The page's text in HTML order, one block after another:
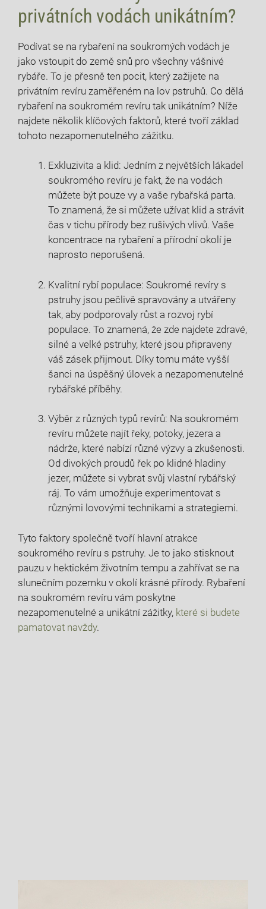
privátních vodách unikátním?
Podívat se na rybaření na soukromých vodách je
jako vstoupit do země snů pro všechny vášnivé
rybáře. To je přesně ten pocit, který zažijete na
privátním revíru zaměřeném na lov pstruhů. Co dělá
rybaření na soukromém revíru tak unikátním? Níže
najdete několik klíčových faktorů, které tvoří základ
tohoto nezapomenutelného zážitku.
Exkluzivita a klid: Jedním z největších lákadel
soukromého revíru je fakt, že na vodách
můžete být pouze vy a vaše rybařská parta.
To znamená, že si můžete užívat klid a strávit
čas v tichu přírody bez rušivých vlivů. Vaše
koncentrace na rybaření a přírodní okolí je
naprosto neporušená.
Kvalitní rybí populace: Soukromé revíry s
pstruhy jsou pečlivě spravovány a utvářeny
tak, aby podporovaly růst a rozvoj rybí
populace. To znamená, že zde najdete zdravé,
silné a velké pstruhy, které jsou připraveny
váš zásek přijmout. Díky tomu máte vyšší
šanci na úspěšný úlovek a nezapomenutelné
rybářské příběhy.
Výběr z různých typů revírů: Na soukromém
revíru můžete najít řeky, potoky, jezera a
nádrže, které nabízí různé výzvy a zkušenosti.
Od divokých proudů řek po klidné hladiny
jezer, můžete si vybrat svůj vlastní rybářský
ráj. To vám umožňuje experimentovat s
různými lovovými technikami a strategiemi.
Tyto faktory společně tvoří hlavní atrakce
soukromého revíru s pstruhy. Je to jako stisknout
pauzu v hektickém životním tempu a zahřívat se na
slunečním pozemku v okolí krásné přírody. Rybaření
na soukromém revíru vám poskytne
nezapomenutelné a unikátní zážitky, které si budete
pamatovat navždy.